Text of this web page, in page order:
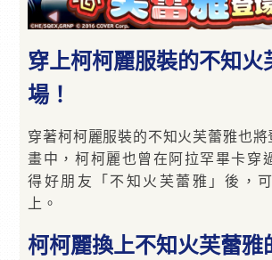
穿上柯柯麗服裝的不知火
場！
穿著柯柯麗服裝的不知火芙蕾雅也
畫中，柯柯麗也曾在阿拉罕畢卡穿
得好朋友「不知火芙蕾雅」後，
上。
柯柯麗換上不知火芙蕾雅